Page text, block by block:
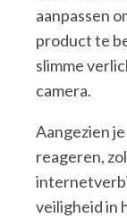
aanpassen
product te
slimme
camera.
Aangezien
reageren,
veiligheid in